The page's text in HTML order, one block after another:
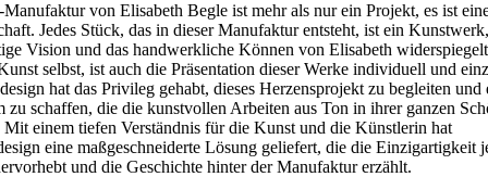
von Elisabeth Begle ist mehr als nur ein Projekt, es ist
Jedes Stück, das in dieser Manufaktur entsteht, ist ein
Vision und das handwerkliche Können von Elisabeth
selbst, ist auch die Präsentation dieser Werke individuell und
hat das Privileg gehabt, dieses Herzensprojekt zu begleiten und
zu schaffen, die die kunstvollen Arbeiten aus Ton in ihrer ganzen
Mit einem tiefen Verständnis für die Kunst und die Künstlerin hat
eine maßgeschneiderte Lösung geliefert, die die Einzigartigkeit
und die Geschichte hinter der Manufaktur erzählt.